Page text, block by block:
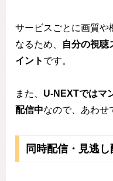
サービスごとに画質や
なるため、
自分の視聴
イント です。
また、 U-NEXTではマ
配信中なので、あわせ
同時配信・見逃